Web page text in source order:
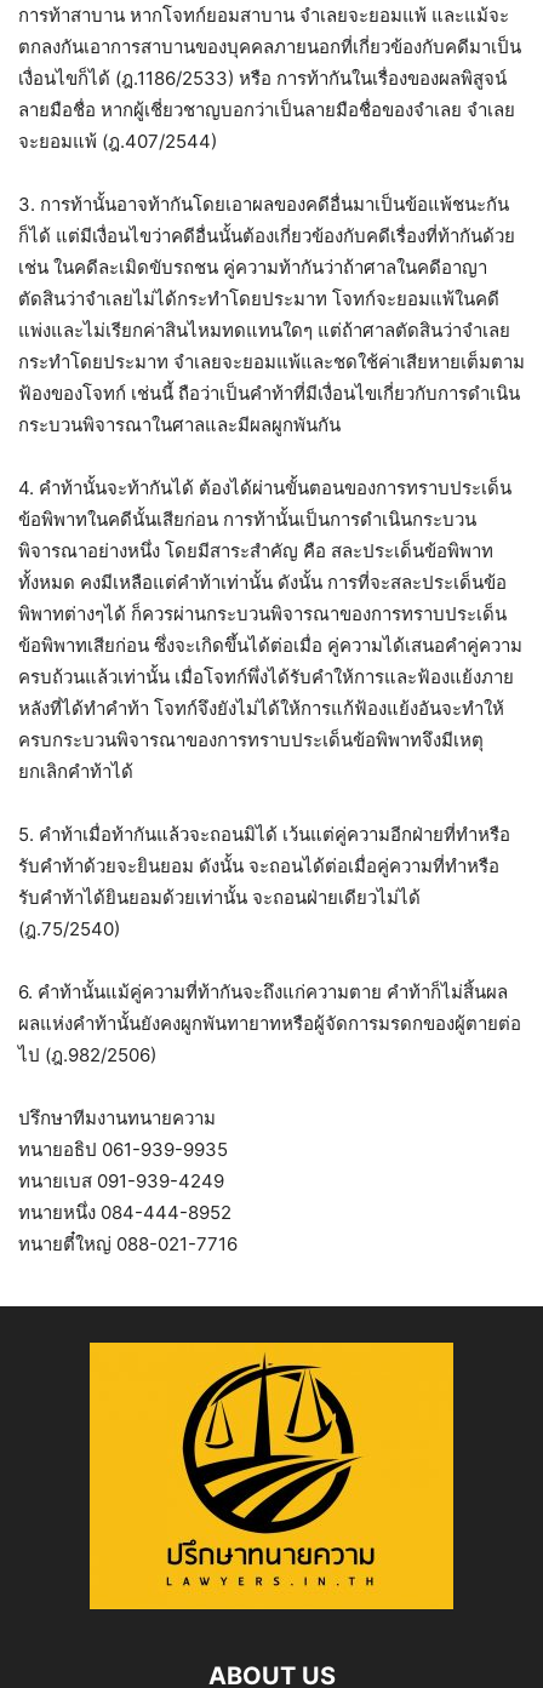
การท้าสาบาน หากโจทก์ยอมสาบาน จำเลยจะยอมแพ้ และแม้จะ
ตกลงกันเอาการสาบานของบุคคลภายนอกที่เกี่ยวข้องกับคดีมาเป็น
เงื่อนไขก็ได้ (ฎ.1186/2533) หรือ การท้ากันในเรื่องของผลพิสูจน์
ลายมือชื่อ หากผู้เชี่ยวชาญบอกว่าเป็นลายมือชื่อของจำเลย จำเลย
จะยอมแพ้ (ฎ.407/2544)
3. การท้านั้นอาจท้ากันโดยเอาผลของคดีอื่นมาเป็นข้อแพ้ชนะกัน
ก็ได้ แต่มีเงื่อนไขว่าคดีอื่นนั้นต้องเกี่ยวข้องกับคดีเรื่องที่ท้ากันด้วย
เช่น ในคดีละเมิดขับรถชน คู่ความท้ากันว่าถ้าศาลในคดีอาญา
ตัดสินว่าจำเลยไม่ได้กระทำโดยประมาท โจทก์จะยอมแพ้ในคดี
แพ่งและไม่เรียกค่าสินไหมทดแทนใดๆ แต่ถ้าศาลตัดสินว่าจำเลย
กระทำโดยประมาท จำเลยจะยอมแพ้และชดใช้ค่าเสียหายเต็มตาม
ฟ้องของโจทก์ เช่นนี้ ถือว่าเป็นคำท้าที่มีเงื่อนไขเกี่ยวกับการดำเนิน
กระบวนพิจารณาในศาลและมีผลผูกพันกัน
4. คำท้านั้นจะท้ากันได้ ต้องได้ผ่านขั้นตอนของการทราบประเด็น
ข้อพิพาทในคดีนั้นเสียก่อน การท้านั้นเป็นการดำเนินกระบวน
พิจารณาอย่างหนึ่ง โดยมีสาระสำคัญ คือ สละประเด็นข้อพิพาท
ทั้งหมด คงมีเหลือแต่คำท้าเท่านั้น ดังนั้น การที่จะสละประเด็นข้อ
พิพาทต่างๆได้ ก็ควรผ่านกระบวนพิจารณาของการทราบประเด็น
ข้อพิพาทเสียก่อน ซึ่งจะเกิดขึ้นได้ต่อเมื่อ คู่ความได้เสนอคำคู่ความ
ครบถ้วนแล้วเท่านั้น เมื่อโจทก์พึ่งได้รับคำให้การและฟ้องแย้งภาย
หลังที่ได้ทำคำท้า โจทก์จึงยังไม่ได้ให้การแก้ฟ้องแย้งอันจะทำให้
ครบกระบวนพิจารณาของการทราบประเด็นข้อพิพาทจึงมีเหตุ
ยกเลิกคำท้าได้
5. คำท้าเมื่อท้ากันแล้วจะถอนมิได้ เว้นแต่คู่ความอีกฝ่ายที่ทำหรือ
รับคำท้าด้วยจะยินยอม ดังนั้น จะถอนได้ต่อเมื่อคู่ความที่ทำหรือ
รับคำท้าได้ยินยอมด้วยเท่านั้น จะถอนฝ่ายเดียวไม่ได้
(ฎ.75/2540)
6. คำท้านั้นแม้คู่ความที่ท้ากันจะถึงแก่ความตาย คำท้าก็ไม่สิ้นผล
ผลแห่งคำท้านั้นยังคงผูกพันทายาทหรือผู้จัดการมรดกของผู้ตายต่อ
ไป (ฎ.982/2506)
ปรึกษาทีมงานทนายความ
ทนายอธิป 061-939-9935
ทนายเบส 091-939-4249
ทนายหนึ่ง 084-444-8952
ทนายตี๋ใหญ่ 088-021-7716
ABOUT US